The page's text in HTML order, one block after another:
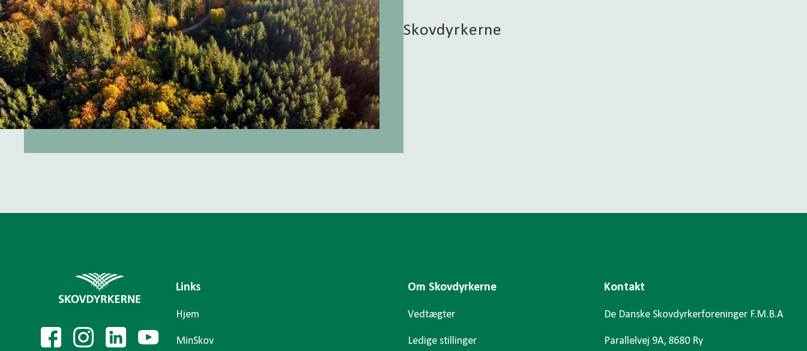
Skovdyrkerne
Links
Hjem
MinSkov
Om Skovdyrkerne
Vedtægter
Ledige stillinger
Kontakt
De Danske Skovdyrkerforeninger F.M.B.A
Parallelvej 9A, 8680 Ry